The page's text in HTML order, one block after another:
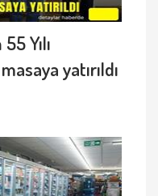
Yılı
yatırıldı